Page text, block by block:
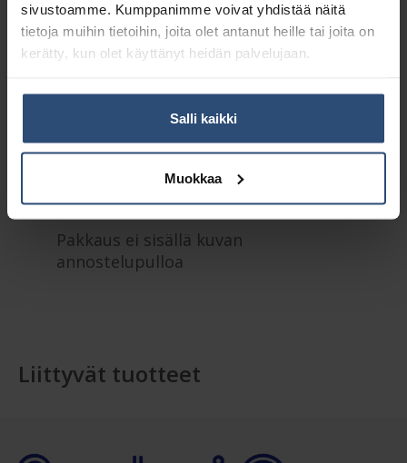
sivustoamme. Kumppanimme voivat yhdistää näitä
tietoja muihin tietoihin, joita olet antanut heille tai joita on
kerätty, kun olet käyttänyt heidän palvelujaan.
Salli kaikki
Muokkaa
Tuotetunnus (SKU):55125
Osasto: Ultraääniväliaineet
Pakkaus ei sisällä kuvan
annostelupulloa
Liittyvät tuotteet